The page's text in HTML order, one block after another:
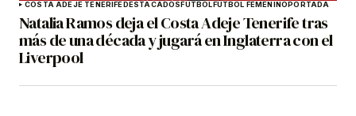
COSTA ADEJE TENERIFEDESTACADOSFÚTBOLFÚTBOL FEMENINOPORTADA
Natalia Ramos deja el Costa Adeje Tenerife tras
más de una década y jugará en Inglaterra con el
Liverpool